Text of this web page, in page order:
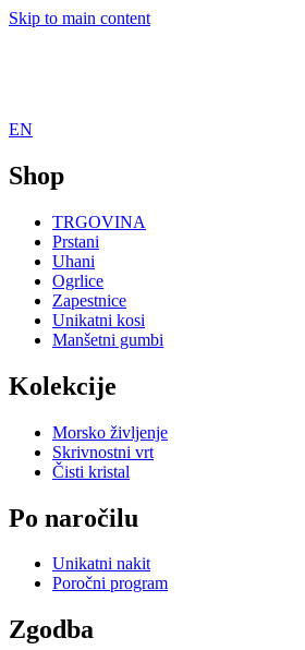
Skip to main content
EN
Shop
TRGOVINA
Prstani
Uhani
Ogrlice
Zapestnice
Unikatni kosi
Manšetni gumbi
Kolekcije
Morsko življenje
Skrivnostni vrt
Čisti kristal
Po naročilu
Unikatni nakit
Poročni program
Zgodba